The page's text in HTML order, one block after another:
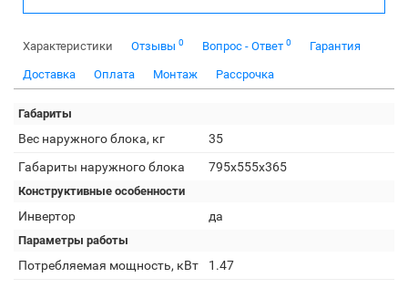
Характеристики Отзывы 0 Вопрос - Ответ 0 Гарантия
Доставка Оплата Монтаж Рассрочка
Габариты
Вес наружного блока, кг
35
Габариты наружного блока
795x555x365
Конструктивные особенности
Инвертор да
Параметры работы
Потребляемая мощность, кВт
1.47